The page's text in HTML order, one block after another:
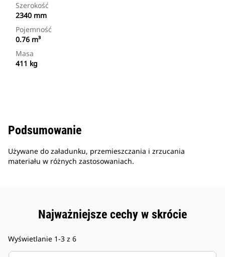
Szerokość
2340 mm
Pojemność
0.76 m³
Masa
411 kg
Podsumowanie
Używane do załadunku, przemieszczania i zrzucania
materiału w różnych zastosowaniach.
Najważniejsze cechy w skrócie
Wyświetlanie 1-3 z 6